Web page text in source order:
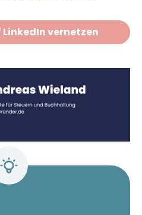
vernetzen